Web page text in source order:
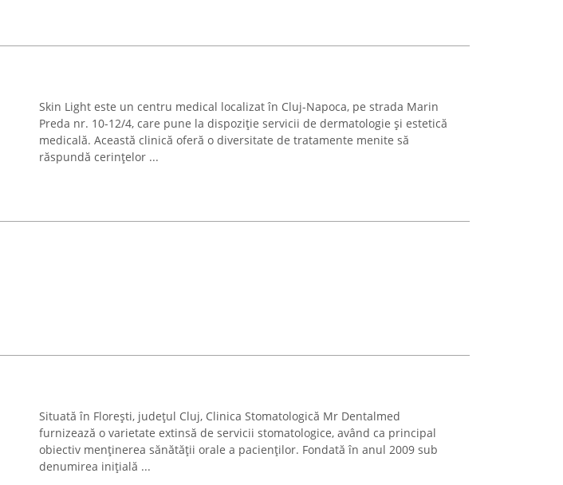
Skin Light este un centru medical localizat în Cluj-Napoca, pe strada Marin
Preda nr. 10-12/4, care pune la dispoziție servicii de dermatologie și estetică
medicală. Această clinică oferă o diversitate de tratamente menite să
răspundă cerințelor ...
Situată în Florești, județul Cluj, Clinica Stomatologică Mr Dentalmed
furnizează o varietate extinsă de servicii stomatologice, având ca principal
obiectiv menținerea sănătății orale a pacienților. Fondată în anul 2009 sub
denumirea inițială ...